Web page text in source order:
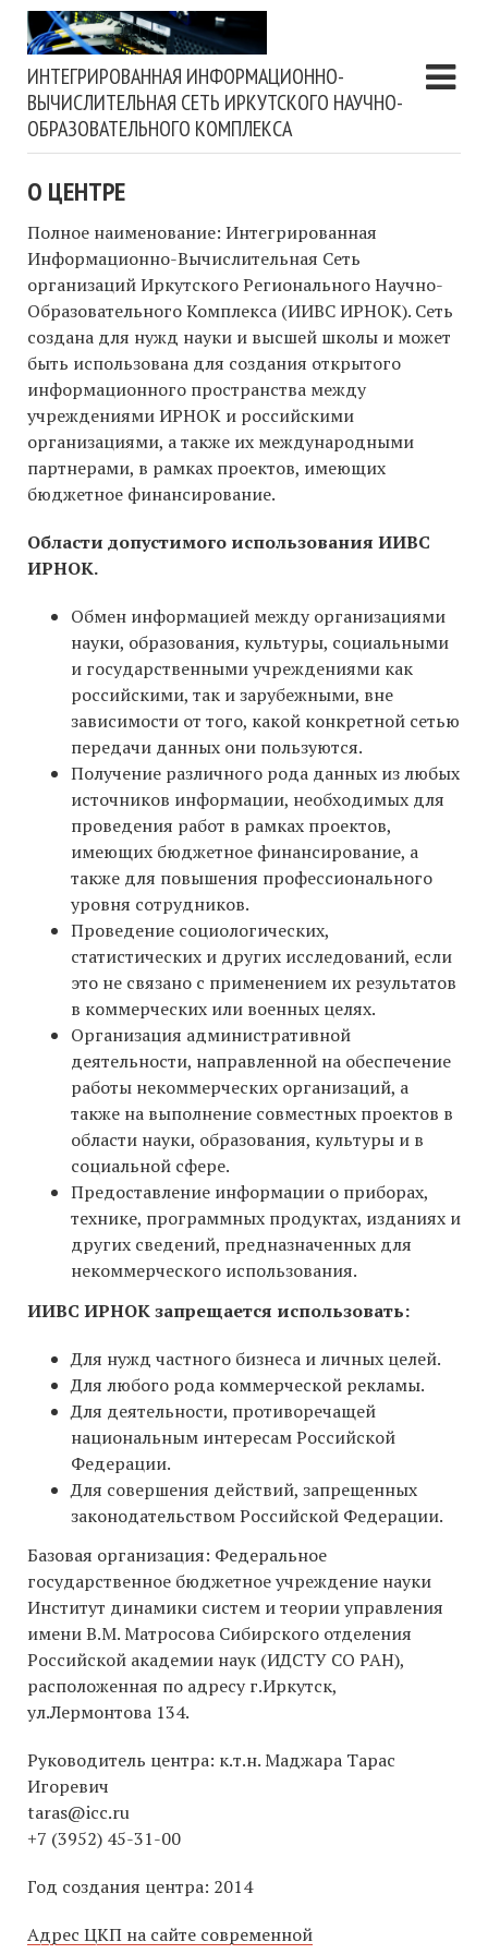
ИНТЕГРИРОВАННАЯ ИНФОРМАЦИОННО-
ВЫЧИСЛИТЕЛЬНАЯ СЕТЬ ИРКУТСКОГО НАУЧНО-
ОБРАЗОВАТЕЛЬНОГО КОМПЛЕКСА
О ЦЕНТРЕ
Полное наименование: Интегрированная
Информационно-Вычислительная Сеть
организаций Иркутского Регионального Научно-
Образовательного Комплекса (ИИВС ИРНОК). Сеть
создана для нужд науки и высшей школы и может
быть использована для создания открытого
информационного пространства между
учреждениями ИРНОК и российскими
организациями, а также их международными
партнерами, в рамках проектов, имеющих
бюджетное финансирование.
Области допустимого использования ИИВС
ИРНОК.
Обмен информацией между организациями
науки, образования, культуры, социальными
и государственными учреждениями как
российскими, так и зарубежными, вне
зависимости от того, какой конкретной сетью
передачи данных они пользуются.
Получение различного рода данных из любых
источников информации, необходимых для
проведения работ в рамках проектов,
имеющих бюджетное финансирование, а
также для повышения профессионального
уровня сотрудников.
Проведение социологических,
статистических и других исследований, если
это не связано с применением их результатов
в коммерческих или военных целях.
Организация административной
деятельности, направленной на обеспечение
работы некоммерческих организаций, а
также на выполнение совместных проектов в
области науки, образования, культуры и в
социальной сфере.
Предоставление информации о приборах,
технике, программных продуктах, изданиях и
других сведений, предназначенных для
некоммерческого использования.
ИИВС ИРНОК запрещается использовать:
Для нужд частного бизнеса и личных целей.
Для любого рода коммерческой рекламы.
Для деятельности, противоречащей
национальным интересам Российской
Федерации.
Для совершения действий, запрещенных
законодательством Российской Федерации.
Базовая организация: Федеральное
государственное бюджетное учреждение науки
Институт динамики систем и теории управления
имени В.М. Матросова Сибирского отделения
Российской академии наук (ИДСТУ СО РАН),
расположенная по адресу г.Иркутск,
ул.Лермонтова 134.
Руководитель центра: к.т.н. Маджара Тарас
Игоревич
taras@icc.ru
+7 (3952) 45-31-00
Год создания центра: 2014
Адрес ЦКП на сайте современной